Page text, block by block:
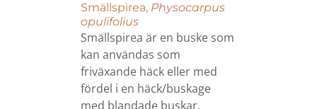
Smällspirea, Physocarpus
opulifolius
Smällspirea är en buske som
kan användas som
friväxande häck eller med
fördel i en häck/buskage
med blandade buskar.